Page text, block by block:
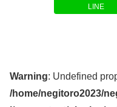
LINE
Warning: Undefined
/home/negitoro2023/